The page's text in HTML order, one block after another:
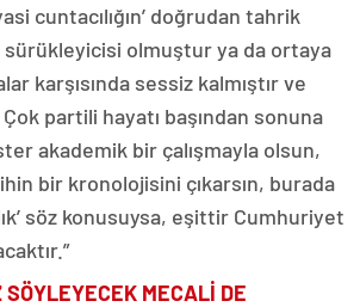
cuntacılığın’ doğrudan tahrik
olmuştur ya da ortaya
karşısında sessiz kalmıştır ve
partili hayatı başından sonuna
akademik bir çalışmayla olsun,
bir kronolojisini çıkarsın, burada
söz konusuysa, eşittir Cumhuriyet
MECALİ DE